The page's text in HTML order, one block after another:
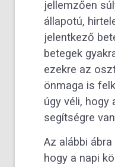
jellemzően
állapotú,
jelentkező
betegek
ezekre az
önmaga is
úgy véli, hogy
segítségre
Az alábbi
hogy a napi